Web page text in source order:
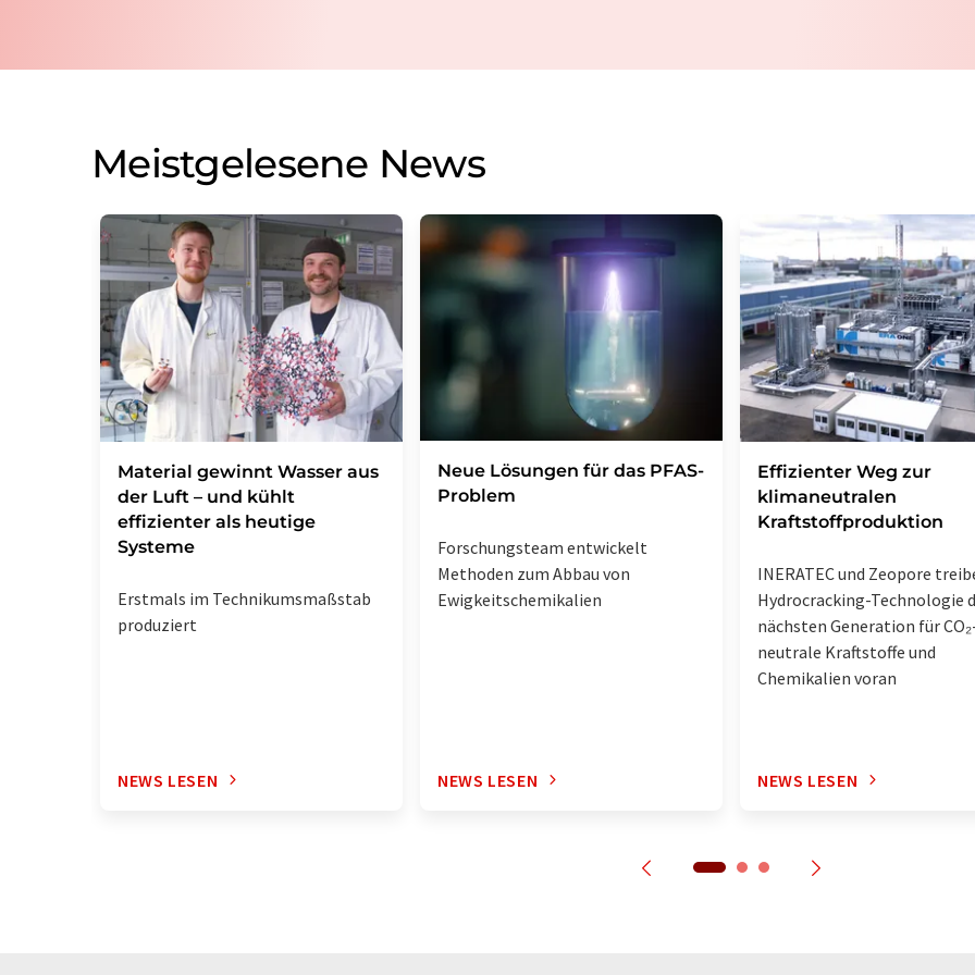
Meistgelesene News
Material gewinnt Wasser aus
der Luft – und kühlt
effizienter als heutige
Systeme
Erstmals im Technikumsmaßstab
produziert
NEWS LESEN
Neue Lösungen für das PFAS-
Problem
Forschungsteam entwickelt
Methoden zum Abbau von
Ewigkeitschemikalien
NEWS LESEN
Effizienter Weg zur
klimaneutralen
Kraftstoffproduktion
INERATEC und Zeopore
Hydrocracking-Technologie
nächsten Generation für
neutrale Kraftstoffe und
Chemikalien voran
NEWS LESEN